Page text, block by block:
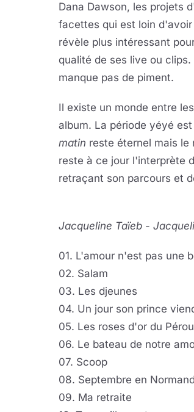
Dana Dawson, les projets
facettes qui est loin
révèle plus intéressant
qualité de ses live ou
manque pas de piment.
Il existe un monde entre
album. La période yéyé
matin reste éternel mais
reste à ce jour l'interprète
retraçant son parcours et
Jacqueline Taïeb -
01. L'amour n'est pas une
02. Salam
03. Les djeunes
04. Un jour son prince
05. Les roses d'or du Pérou
06. Le bateau de notre
07. Scoop
08. Septembre en
09. Ma retraite